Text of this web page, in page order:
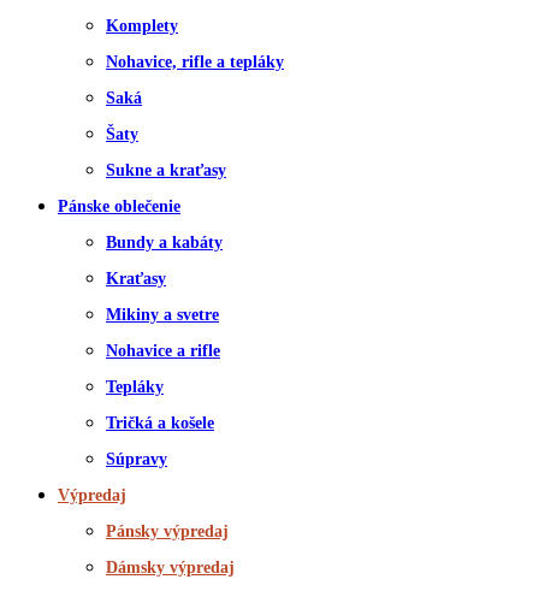
Komplety
Nohavice, rifle a tepláky
Saká
Šaty
Sukne a kraťasy
Pánske oblečenie
Bundy a kabáty
Kraťasy
Mikiny a svetre
Nohavice a rifle
Tepláky
Tričká a košele
Súpravy
Výpredaj
Pánsky výpredaj
Dámsky výpredaj